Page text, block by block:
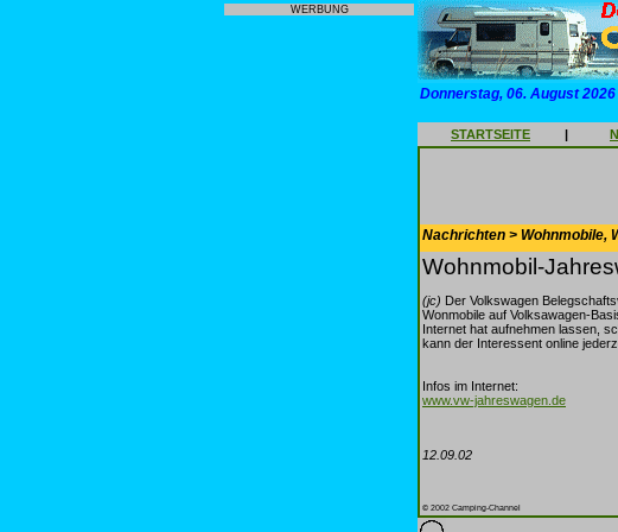
WERBUNG
Donnerstag, 06. August 2026
STARTSEITE |
Nachrichten > Wohnmobile,
Wohnmobil-
(jc) Der Volkswagen
Wonmobile auf Volksawagen-
Internet hat aufnehmen lassen,
kann der Interessent online
Infos im Internet:
www.vw-jahreswagen.de
12.09.02
© 2002 Camping-Channel